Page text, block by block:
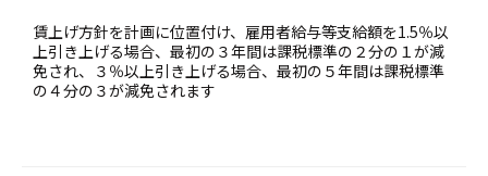
賃上げ方針を計画に位置付け、雇用者給与等支給額を1.5％以
上引き上げる場合、最初の３年間は課税標準の２分の１が減
免され、３％以上引き上げる場合、最初の５年間は課税標準
の４分の３が減免されます